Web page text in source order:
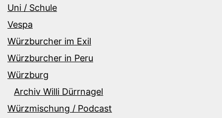
Uni / Schule
Vespa
Würzburcher im Exil
Würzburcher in Peru
Würzburg
Archiv Willi Dürrnagel
Würzmischung / Podcast